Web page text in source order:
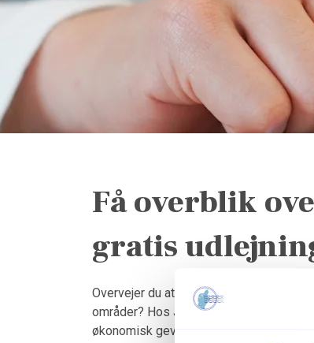
Få overblik
gratis
Overvejer du at udleje dit sommerhus,
områder? Hos Jysk Ferie tilbyder vi en
økonomisk gevinst af din investering.